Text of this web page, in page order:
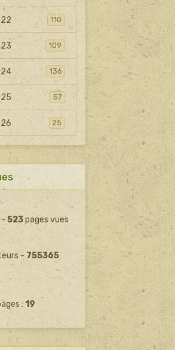
110
109
136
57
25
-523pages vues
-755365
: 19